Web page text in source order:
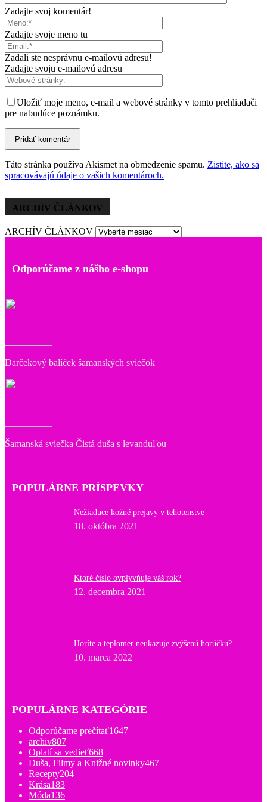
Zadajte svoj komentár!
Zadajte svoje meno tu
Zadali ste nesprávnu e-mailovú adresu!
Zadajte svoju e-mailovú adresu
Uložiť moje meno, e-mail a webové stránky v tomto prehliadači
pre nabudúce poznámku.
Táto stránka používa Akismet na obmedzenie spamu. Zistite, ako sa
spracovávajú údaje o vašich komentároch.
ARCHÍV ČLÁNKOV
ARCHÍV ČLÁNKOV
Odporúčame z nášho e-shopu
Darčekový balíček šamanských sviečok
Šamanská sviečka Čistá duša s levanduľou
POPULÁRNE PRÍSPEVKY
Nežiaduce kožné prejavy v tehotenstve
18. októbra 2021
Ktoré číslo ovplyvňuje váš rok?
12. decembra 2021
Horíte a teplomer neukazuje zvýšenú horúčku?
10. marca 2022
POPULÁRNE KATEGÓRIE
Odporúčame prečítať1647
archiv807
Oplatí sa vedieť668
Duša, Filmy a Knižné novinky467
Recepty204
Krása183
Móda136